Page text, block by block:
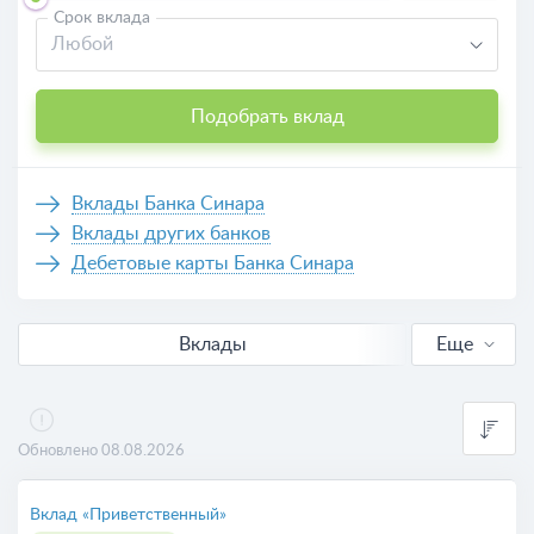
Срок вклада
Любой
Подобрать вклад
Вклады Банка Синара
Вклады других банков
Дебетовые карты Банка Синара
Вклады
Еще
Обновлено 08.08.2026
Вклад «Приветственный»